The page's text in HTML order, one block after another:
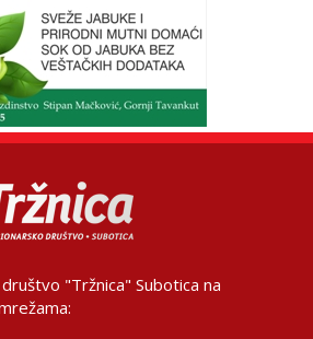
"Tržnica" Subotica na